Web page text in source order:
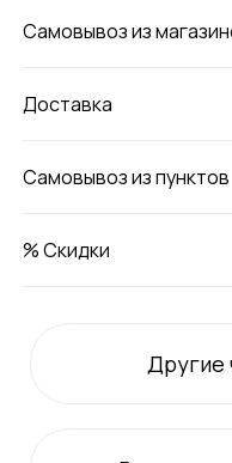
Самовывоз из
Доставка
Самовывоз из пунктов
% Скидки
Другие